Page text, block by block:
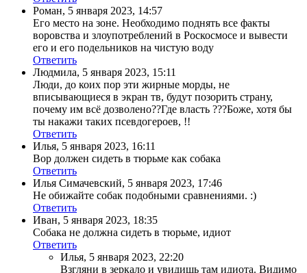
Роман, 5 января 2023, 14:57
Его место на зоне. Необходимо поднять все факты
воровства и злоупотреблений в Роскосмосе и вывести
его и его подельников на чистую воду
Ответить
Людмила, 5 января 2023, 15:11
Люди, до коих пор эти жирные морды, не
вписывающиеся в экран тв, будут позорить страну,
почему им всё дозволено??Где власть ???Боже, хотя бы
ты накажи таких псевдогероев, !!
Ответить
Илья, 5 января 2023, 16:11
Вор должен сидеть в тюрьме как собака
Ответить
Илья Симачевский, 5 января 2023, 17:46
Не обижайте собак подобными сравнениями. :)
Ответить
Иван, 5 января 2023, 18:35
Собака не должна сидеть в тюрьме, идиот
Ответить
Илья, 5 января 2023, 22:20
Взгляни в зеркало и увидишь там идиота. Видимо